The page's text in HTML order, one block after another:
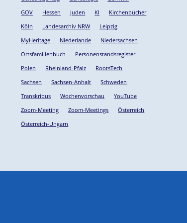
GOV
Hessen Juden KI
Kirchenbücher
Köln
Landesarchiv NRW
Leipzig
MyHeritage
Niederlande
Niedersachsen
Ortsfamilienbuch
Personenstandsregister
Polen
Rheinland-Pfalz
RootsTech
Sachsen
Sachsen-Anhalt
Schweden
Transkribus
Wochenvorschau
YouTube
Zoom-Meeting
Zoom-Meetings
Österreich
Österreich-Ungarn